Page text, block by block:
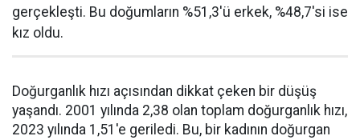
gerçekleşti. Bu doğumların %51,3'ü erkek, %48,7'si ise
kız oldu.
Doğurganlık hızı açısından dikkat çeken bir düşüş
yaşandı. 2001 yılında 2,38 olan toplam doğurganlık hızı,
2023 yılında 1,51'e geriledi. Bu, bir kadının doğurgan